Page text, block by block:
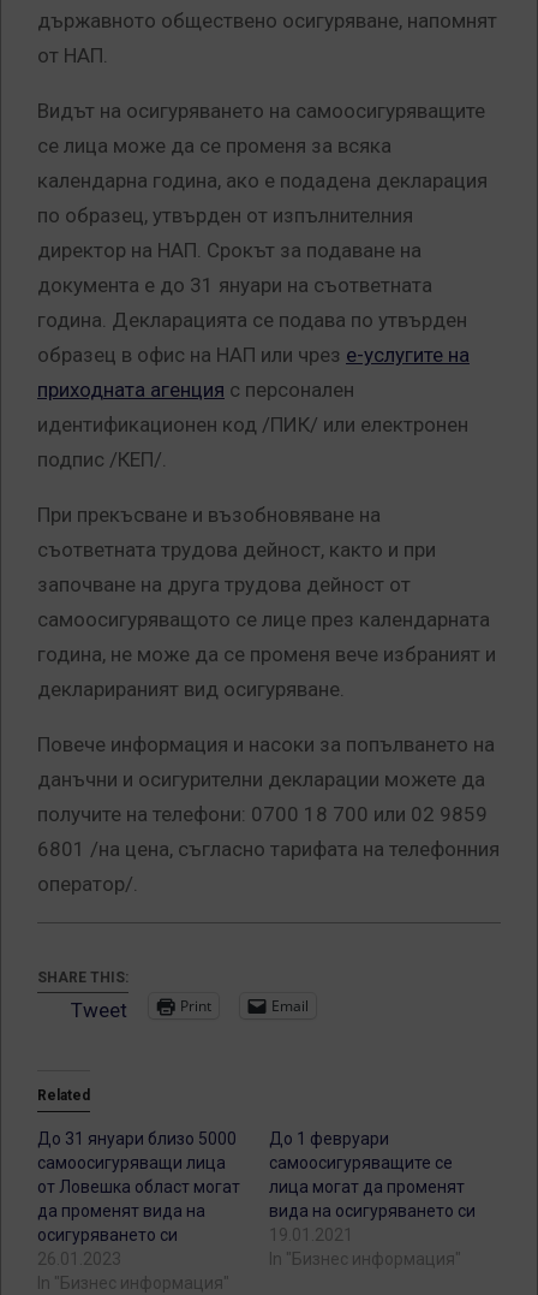
държавното обществено осигуряване, напомнят
от НАП.
Видът на осигуряването на самоосигуряващите
се лица може да се променя за всяка
календарна година, ако е подадена декларация
по образец, утвърден от изпълнителния
директор на НАП. Срокът за подаване на
документа е до 31 януари на съответната
година. Декларацията се подава по утвърден
образец в офис на НАП или чрез е-услугите на
приходната агенция с персонален
идентификационен код /ПИК/ или електронен
подпис /КЕП/.
При прекъсване и възобновяване на
съответната трудова дейност, както и при
започване на друга трудова дейност от
самоосигуряващото се лице през календарната
година, не може да се променя вече избраният и
декларираният вид осигуряване.
Повече информация и насоки за попълването на
данъчни и осигурителни декларации можете да
получите на телефони: 0700 18 700 или 02 9859
6801 /на цена, съгласно тарифата на телефонния
оператор/.
SHARE THIS:
Tweet Print Email
Related
До 31 януари близо 5000
самоосигуряващи лица
от Ловешка област могат
да променят вида на
осигуряването си
26.01.2023
In "Бизнес информация"
До 1 февруари
самоосигуряващите се
лица могат да променят
вида на осигуряването си
19.01.2021
In "Бизнес информация"